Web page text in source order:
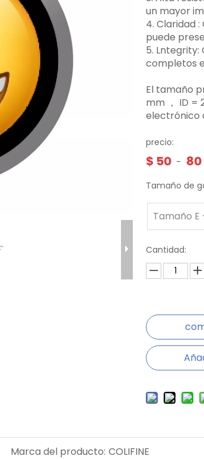
un mayor
4. Claridad
puede
5.
completos
El tamaño
mm ， ID =
electrónico
precio:
$ 50 - 80
Tamaño de
Tamaño
Cantidad:
Marca del producto: COLIFINE